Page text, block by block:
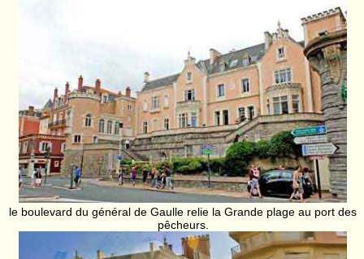
le boulevard du général de Gaulle relie la Grande plage au port des
pêcheurs.